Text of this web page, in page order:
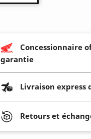
Concessionnaire
garantie
Livraison express
Retours et